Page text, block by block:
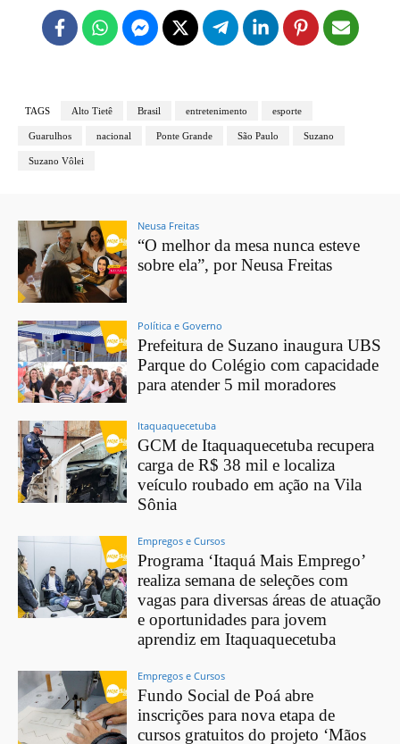
TAGS Alto Tietê Brasil entretenimento esporte
Guarulhos nacional Ponte Grande São Paulo Suzano
Suzano Vôlei
Neusa Freitas
“O melhor da mesa nunca esteve
sobre ela”, por Neusa Freitas
Política e Governo
Prefeitura de Suzano inaugura UBS
Parque do Colégio com capacidade
para atender 5 mil moradores
Itaquaquecetuba
GCM de Itaquaquecetuba recupera
carga de R$ 38 mil e localiza
veículo roubado em ação na Vila
Sônia
Empregos e Cursos
Programa ‘Itaquá Mais Emprego’
realiza semana de seleções com
vagas para diversas áreas de atuação
e oportunidades para jovem
aprendiz em Itaquaquecetuba
Empregos e Cursos
Fundo Social de Poá abre
inscrições para nova etapa de
cursos gratuitos do projeto ‘Mãos